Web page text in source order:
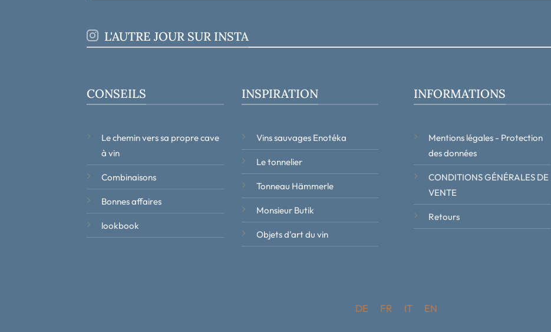
L'AUTRE JOUR SUR INSTA
CONSEILS
Le chemin vers sa propre cave
à vin
Combinaisons
Bonnes affaires
lookbook
INSPIRATION
Vins sauvages Enotéka
Le tonnelier
Tonneau Hämmerle
Monsieur Butik
Objets d'art du vin
INFORMATIONS
Mentions légales - Protection
des données
CONDITIONS GÉNÉRALES DE
VENTE
Retours
DE FR IT EN